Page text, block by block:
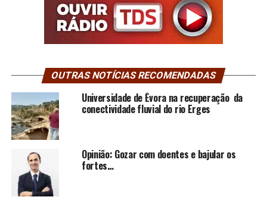
OUTRAS NOTÍCIAS RECOMENDADAS
Universidade de Évora na recuperação da
conectividade fluvial do rio Erges
Opinião: Gozar com doentes e bajular os
fortes…